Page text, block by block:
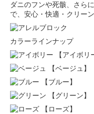
ダニのフンや死骸、さら
で、安心・快適・クリー
カラーラインナップ
【アイボリ
【ベージュ】
【ブルー】
【グリーン】
【ローズ】